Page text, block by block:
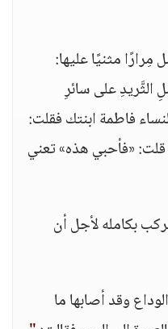
مِرارًا مثنيًا عليها:
الثَّريدِ على سائرِ
فاطمة ابنتك فقلت:
قلت: «فأحبي هذه» تعني
بكامله لأجل أن
وقد أصابها ما